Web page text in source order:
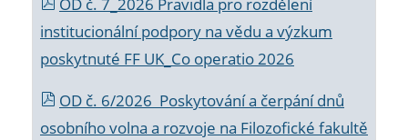
OD č. 7_2026 Pravidla pro rozdělení
institucionální podpory na vědu a výzkum
poskytnuté FF UK_Co operatio 2026
OD č. 6/2026 Poskytování a čerpání dnů
osobního volna a rozvoje na Filozofické fakultě